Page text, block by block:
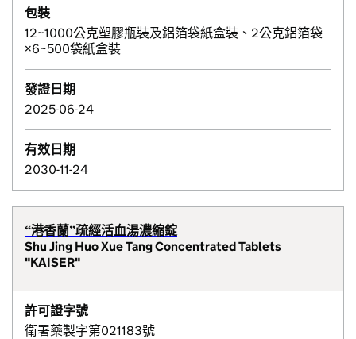
包裝
12~1000公克塑膠瓶裝及鋁箔袋紙盒裝、2公克鋁箔袋
×6~500袋紙盒裝
發證日期
2025-06-24
有效日期
2030-11-24
“港香蘭”疏經活血湯濃縮錠
Shu Jing Huo Xue Tang Concentrated Tablets
"KAISER"
許可證字號
衛署藥製字第021183號